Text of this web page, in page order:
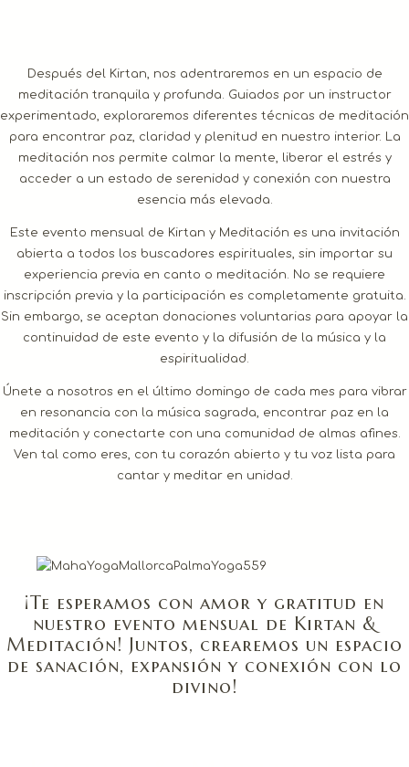
Después del Kirtan, nos adentraremos en un espacio de
meditación tranquila y profunda. Guiados por un instructor
experimentado, exploraremos diferentes técnicas de meditación
para encontrar paz, claridad y plenitud en nuestro interior. La
meditación nos permite calmar la mente, liberar el estrés y
acceder a un estado de serenidad y conexión con nuestra
esencia más elevada.
Este evento mensual de Kirtan y Meditación es una invitación
abierta a todos los buscadores espirituales, sin importar su
experiencia previa en canto o meditación. No se requiere
inscripción previa y la participación es completamente gratuita.
Sin embargo, se aceptan donaciones voluntarias para apoyar la
continuidad de este evento y la difusión de la música y la
espiritualidad.
Únete a nosotros en el último domingo de cada mes para vibrar
en resonancia con la música sagrada, encontrar paz en la
meditación y conectarte con una comunidad de almas afines.
Ven tal como eres, con tu corazón abierto y tu voz lista para
cantar y meditar en unidad.
¡Te esperamos con amor y gratitud en
nuestro evento mensual de Kirtan &
Meditación! Juntos, crearemos un espacio
de sanación, expansión y conexión con lo
divino!